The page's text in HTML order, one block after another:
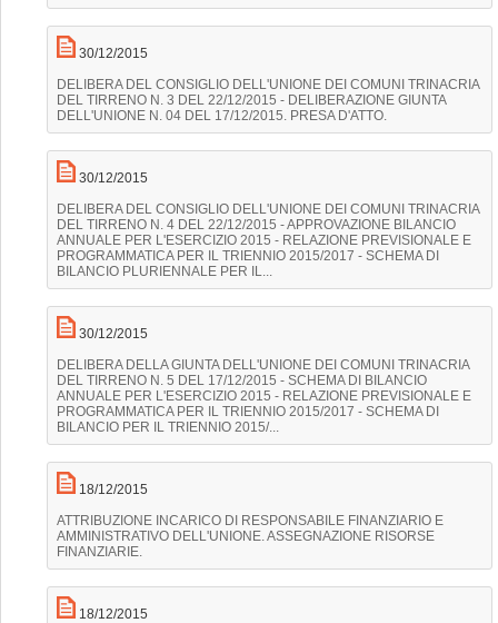
30/12/2015
DELIBERA DEL CONSIGLIO DELL'UNIONE DEI COMUNI TRINACRIA
DEL TIRRENO N. 3 DEL 22/12/2015 - DELIBERAZIONE GIUNTA
DELL'UNIONE N. 04 DEL 17/12/2015. PRESA D'ATTO.
30/12/2015
DELIBERA DEL CONSIGLIO DELL'UNIONE DEI COMUNI TRINACRIA
DEL TIRRENO N. 4 DEL 22/12/2015 - APPROVAZIONE BILANCIO
ANNUALE PER L'ESERCIZIO 2015 - RELAZIONE PREVISIONALE E
PROGRAMMATICA PER IL TRIENNIO 2015/2017 - SCHEMA DI
BILANCIO PLURIENNALE PER IL...
30/12/2015
DELIBERA DELLA GIUNTA DELL'UNIONE DEI COMUNI TRINACRIA
DEL TIRRENO N. 5 DEL 17/12/2015 - SCHEMA DI BILANCIO
ANNUALE PER L'ESERCIZIO 2015 - RELAZIONE PREVISIONALE E
PROGRAMMATICA PER IL TRIENNIO 2015/2017 - SCHEMA DI
BILANCIO PER IL TRIENNIO 2015/...
18/12/2015
ATTRIBUZIONE INCARICO DI RESPONSABILE FINANZIARIO E
AMMINISTRATIVO DELL'UNIONE. ASSEGNAZIONE RISORSE
FINANZIARIE.
18/12/2015